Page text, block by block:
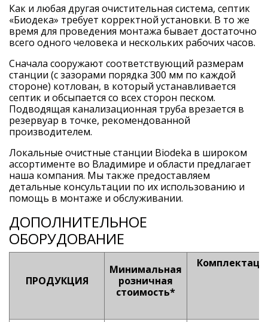
Как и любая другая очистительная система, септик
«Биодека» требует корректной установки. В то же
время для проведения монтажа бывает достаточно
всего одного человека и нескольких рабочих часов.
Сначала сооружают соответствующий размерам
станции (с зазорами порядка 300 мм по каждой
стороне) котлован, в который устанавливается
септик и обсыпается со всех сторон песком.
Подводящая канализационная труба врезается в
резервуар в точке, рекомендованной
производителем.
Локальные очистные станции Biodeka в широком
ассортименте во Владимире и области предлагает
наша компания. Мы также предоставляем
детальные консультации по их использованию и
помощь в монтаже и обслуживании.
ДОПОЛНИТЕЛЬНОЕ
ОБОРУДОВАНИЕ
ПРОДУКЦИЯ
Минимальная
розничная
стоимость*